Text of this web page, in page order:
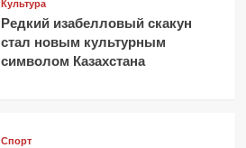
Культура
Редкий изабелловый скакун
стал новым культурным
символом Казахстана
Спорт